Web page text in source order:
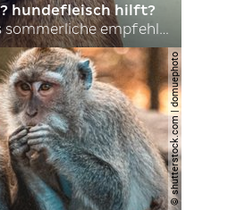
hundefleisch hilft?
nordkoreas sommerliche empfehlungen
© shutterstock.com | domuephoto